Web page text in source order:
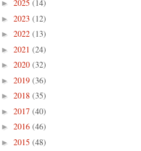
► 2025 (14)
► 2023 (12)
► 2022 (13)
► 2021 (24)
► 2020 (32)
► 2019 (36)
► 2018 (35)
► 2017 (40)
► 2016 (46)
► 2015 (48)